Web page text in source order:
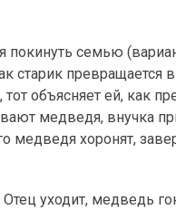
покинуть семью
старик превращается
объясняет ей, как
медведя, внучка
медведя хоронят,
уходит, медведь